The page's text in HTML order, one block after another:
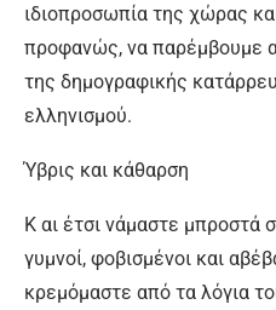
ιδιοπροσωπία της χώρας
προφανώς, να παρέμβουμε
της δημογραφικής
ελληνισμού.
Ύβρις και κάθαρση
Κ αι έτσι νάμαστε μπροστά
γυμνοί, φοβισμένοι και
κρεμόμαστε από τα λόγια